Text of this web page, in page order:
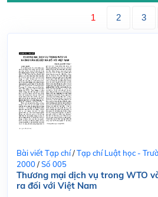
1 2 3
Bài viết Tạp chí/Tạp chí Luật học -
2000/Số 005
Thương mại dịch vụ trong WTO
ra đối với Việt Nam